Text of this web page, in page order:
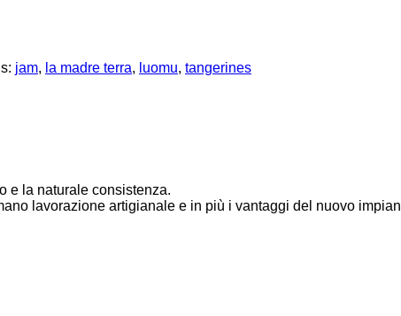
jam, la madre terra, luomu, tangerines
e la naturale consistenza.
lavorazione artigianale e in più i vantaggi del nuovo